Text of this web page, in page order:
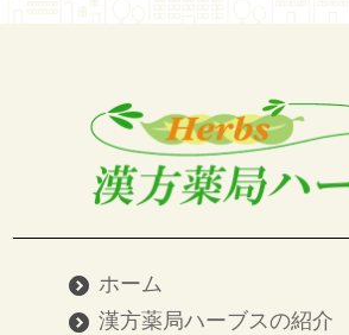
ホーム
漢方薬局ハーブスの紹介